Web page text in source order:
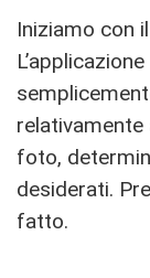
Iniziamo con
relativamente
foto,
desiderati.
fatto.